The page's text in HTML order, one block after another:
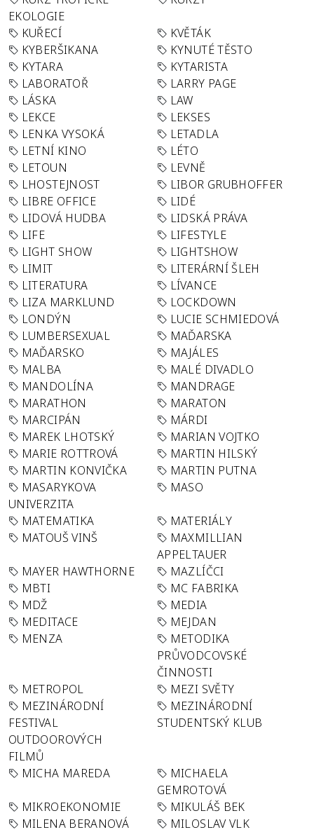
EKOLOGIE
KUŘECÍ
KVĚTÁK
KYBERŠIKANA
KYNUTÉ TĚSTO
KYTARA
KYTARISTA
LABORATOŘ
LARRY PAGE
LÁSKA
LAW
LEKCE
LEKSES
LENKA VYSOKÁ
LETADLA
LETNÍ KINO
LÉTO
LETOUN
LEVNĚ
LHOSTEJNOST
LIBOR GRUBHOFFER
LIBRE OFFICE
LIDÉ
LIDOVÁ HUDBA
LIDSKÁ PRÁVA
LIFE
LIFESTYLE
LIGHT SHOW
LIGHTSHOW
LIMIT
LITERÁRNÍ ŠLEH
LITERATURA
LÍVANCE
LIZA MARKLUND
LOCKDOWN
LONDÝN
LUCIE SCHMIEDOVÁ
LUMBERSEXUAL
MAĎARSKA
MAĎARSKO
MAJÁLES
MALBA
MALÉ DIVADLO
MANDOLÍNA
MANDRAGE
MARATHON
MARATON
MARCIPÁN
MÁRDI
MAREK LHOTSKÝ
MARIAN VOJTKO
MARIE ROTTROVÁ
MARTIN HILSKÝ
MARTIN KONVIČKA
MARTIN PUTNA
MASARYKOVA
UNIVERZITA
MASO
MATEMATIKA
MATERIÁLY
MATOUŠ VINŠ
MAXMILLIAN
APPELTAUER
MAYER HAWTHORNE
MAZLÍČCI
MBTI
MC FABRIKA
MDŽ
MEDIA
MEDITACE
MEJDAN
MENZA
METODIKA
PRŮVODCOVSKÉ
ČINNOSTI
METROPOL
MEZI SVĚTY
MEZINÁRODNÍ
FESTIVAL
OUTDOOROVÝCH
FILMŮ
MEZINÁRODNÍ
STUDENTSKÝ KLUB
MICHA MAREDA
MICHAELA
GEMROTOVÁ
MIKROEKONOMIE
MIKULÁŠ BEK
MILENA BERANOVÁ
MILOSLAV VLK